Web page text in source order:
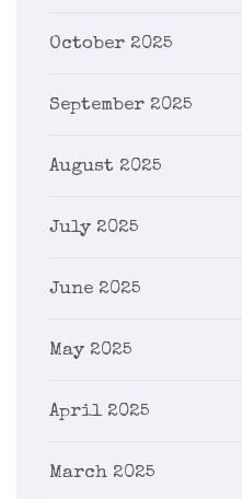
October 2025
September 2025
August 2025
July 2025
June 2025
May 2025
April 2025
March 2025